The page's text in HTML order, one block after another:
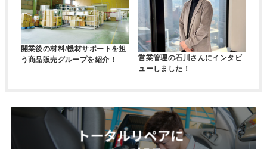
開業後の材料/機材サポートを担
う商品販売グループを紹介！
営業管理の石川さんにインタビ
ューしました！